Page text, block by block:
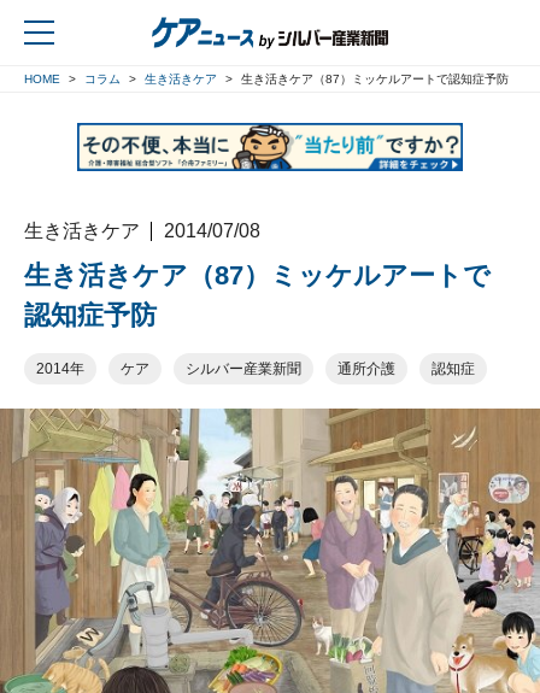
HOME コラム 生き活きケア 生き活きケア（87）ミッケルアートで認知症予防
生き活きケア 2014/07/08
生き活きケア（87）ミッケルアートで
認知症予防
2014年 ケア シルバー産業新聞 通所介護 認知症